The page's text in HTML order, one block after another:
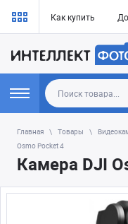
Как купить
Главная Товары
Osmo Pocket 4
Камера DJI